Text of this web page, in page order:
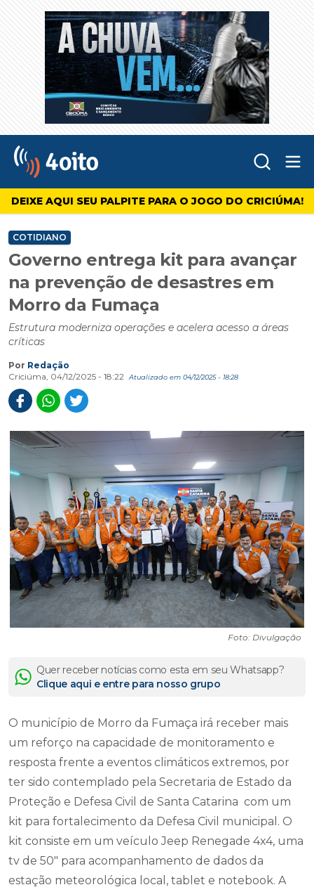
4oito
DEIXE AQUI SEU PALPITE PARA O JOGO DO CRICIÚMA!
COTIDIANO
Governo entrega kit para avançar
na prevenção de desastres em
Morro da Fumaça
Estrutura moderniza operações e acelera acesso a áreas
críticas
Por Redação
Criciúma, 04/12/2025 - 18:22
Atualizado em 04/12/2025 - 18:28
Foto: Divulgação
Quer receber notícias como esta em seu Whatsapp?
Clique aqui e entre para nosso grupo
O município de Morro da Fumaça irá receber mais
um reforço na capacidade de monitoramento e
resposta frente a eventos climáticos extremos, por
ter sido contemplado pela Secretaria de Estado da
Proteção e Defesa Civil de Santa Catarina com um
kit para fortalecimento da Defesa Civil municipal. O
kit consiste em um veículo Jeep Renegade 4x4, uma
tv de 50" para acompanhamento de dados da
estação meteorológica local, tablet e notebook. A